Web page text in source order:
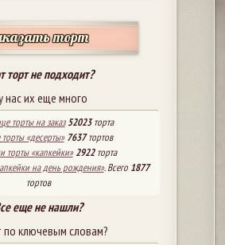
торт
торт не подходит?
нас их еще много
торты на заказ 52023торта
торты «десерты» 7637тортов
торты «капкейки» 2922торта
на день рождения». Всего 1877
тортов
еще не нашли?
ключевым словам?